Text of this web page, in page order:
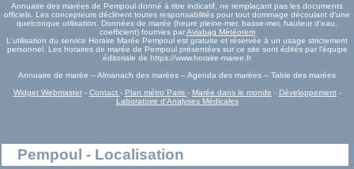
Annuaire des marées de Pempoul donné à titre indicatif, ne remplaçant pas les documents
officiels. Les concepteurs déclinent toutes responsabilités pour tout dommage découlant d'une
quelconque utilisation. Données de marée (heure pleine-mer, basse-mer, hauteur d'eau,
coefficient) fournies parAviabag Météorem
L'utilisation du service Horaire Marée Pempoul est gratuite et réservée à un usage strictement
personnel. Les horaires de marée de Pempoul présentées sur ce site sont édités par l'équipe
éditoriale de https://www.horaire-maree.fr
Annuaire de marée – Almanach des marées – Agenda des marées – Table des marées
Widget Webmaster- Contact - Plan métro Paris - Marée dans le monde - Développement-
Laboratoire d'Analyses Médicales
Pempoul - Localisation